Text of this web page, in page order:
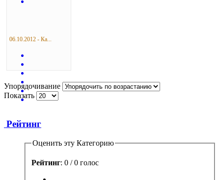
06.10.2012 - Ка...
Упорядочивание
Показать
Рейтинг
Оценить эту Категорию
Рейтинг: 0 / 0 голос